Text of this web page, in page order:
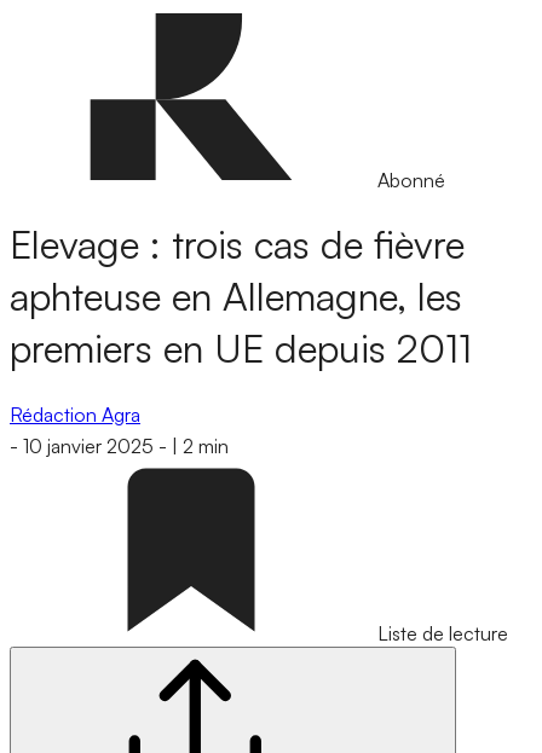
Abonné
Elevage : trois cas de fièvre
aphteuse en Allemagne, les
premiers en UE depuis 2011
Rédaction Agra
- 10 janvier 2025 - 2 min
Liste de lecture